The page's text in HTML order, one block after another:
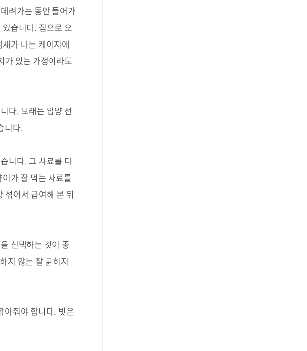
려가는 동안 들어가
습니다. 집으로 오
가 나는 케이지에
가 있는 가정이라도
다. 모래는 입양 전
니다.
니다. 그 사료를 다
가 잘 먹는 사료를
섞어서 급여해 본 뒤
선택하는 것이 좋
지 않는 잘 긁히지
아줘야 합니다. 빗은